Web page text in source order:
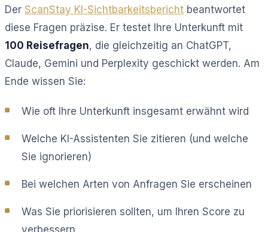
Der ScanStay KI-Sichtbarkeitsbericht beantwortet
diese Fragen präzise. Er testet Ihre Unterkunft mit
100 Reisefragen, die gleichzeitig an ChatGPT,
Claude, Gemini und Perplexity geschickt werden. Am
Ende wissen Sie:
Wie oft Ihre Unterkunft insgesamt erwähnt wird
Welche KI-Assistenten Sie zitieren (und welche
Sie ignorieren)
Bei welchen Arten von Anfragen Sie erscheinen
Was Sie priorisieren sollten, um Ihren Score zu
verbessern